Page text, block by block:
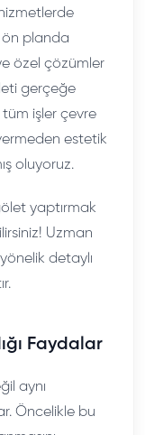
ön planda
özel çözümler
gerçeğe
tüm işler çevre
estetik
oluyoruz.
yaptırmak
Uzman
detaylı
Faydalar
aynı
Öncelikle bu